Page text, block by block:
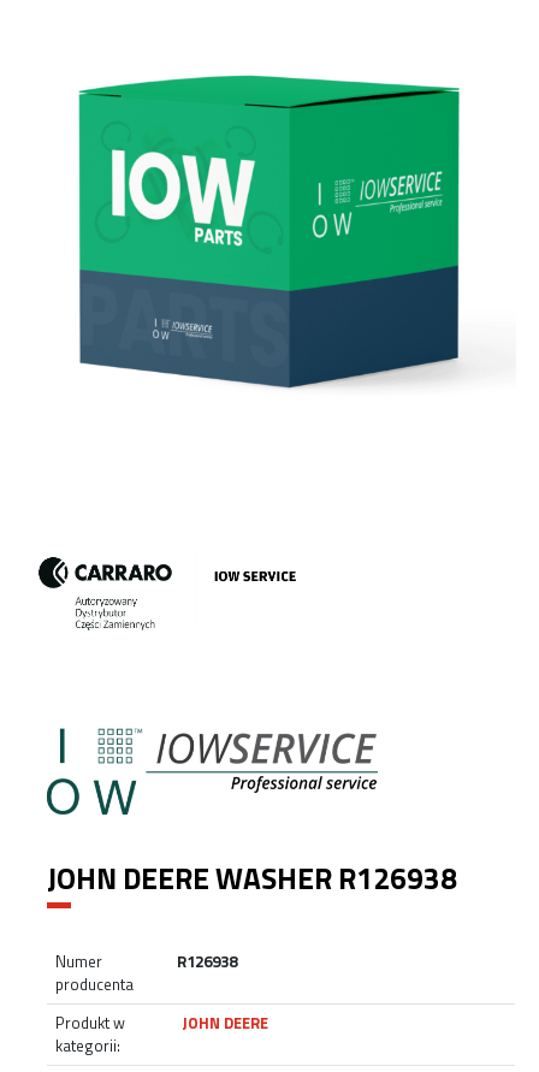
JOHN DEERE WASHER R126938
Numer
producenta
R126938
Produkt w
kategorii:
JOHN DEERE